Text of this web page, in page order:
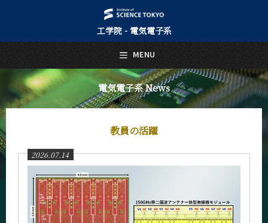
工学院 - 電気電子系
電気電子系 News
教員の活躍
2026.07.14
MENU
日本語 English
トップページ
Top Page
電気電子系について
About Us
教員・研究室
Faculty and Laboratories
未来
Future